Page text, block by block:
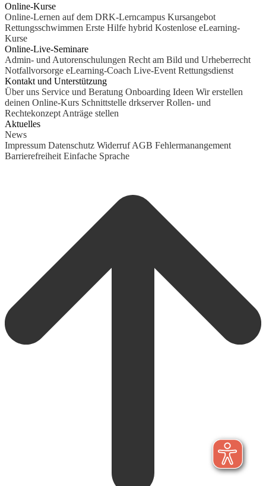
Online-Kurse
Online-Lernen auf dem DRK-Lerncampus Kursangebot
Rettungsschwimmen Erste Hilfe hybrid Kostenlose eLearning-
Kurse
Online-Live-Seminare
Admin- und Autorenschulungen Recht am Bild und Urheberrecht
Notfallvorsorge eLearning-Coach Live-Event Rettungsdienst
Kontakt und Unterstützung
Über uns Service und Beratung Onboarding Ideen Wir erstellen
deinen Online-Kurs Schnittstelle drkserver Rollen- und
Rechtekonzept Anträge stellen
Aktuelles
News
Impressum Datenschutz Widerruf AGB Fehlermanangement
Barrierefreiheit Einfache Sprache